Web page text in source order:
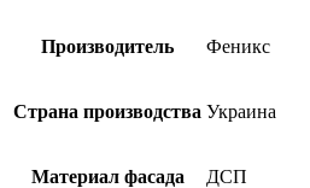
Производитель Феникс
Страна производства Украина
Материал фасада ДСП